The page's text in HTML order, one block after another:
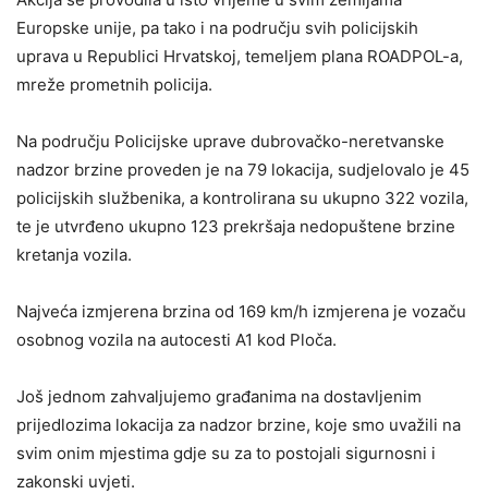
Europske unije, pa tako i na području svih policijskih
uprava u Republici Hrvatskoj, temeljem plana ROADPOL-a,
mreže prometnih policija.
Na području Policijske uprave dubrovačko-neretvanske
nadzor brzine proveden je na 79 lokacija, sudjelovalo je 45
policijskih službenika, a kontrolirana su ukupno 322 vozila,
te je utvrđeno ukupno 123 prekršaja nedopuštene brzine
kretanja vozila.
Najveća izmjerena brzina od 169 km/h izmjerena je vozaču
osobnog vozila na autocesti A1 kod Ploča.
Još jednom zahvaljujemo građanima na dostavljenim
prijedlozima lokacija za nadzor brzine, koje smo uvažili na
svim onim mjestima gdje su za to postojali sigurnosni i
zakonski uvjeti.